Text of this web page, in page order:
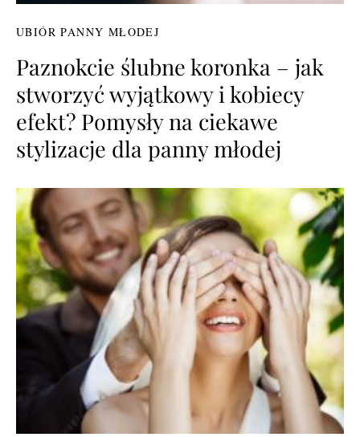
UBIÓR PANNY MŁODEJ
Paznokcie ślubne koronka – jak
stworzyć wyjątkowy i kobiecy
efekt? Pomysły na ciekawe
stylizacje dla panny młodej